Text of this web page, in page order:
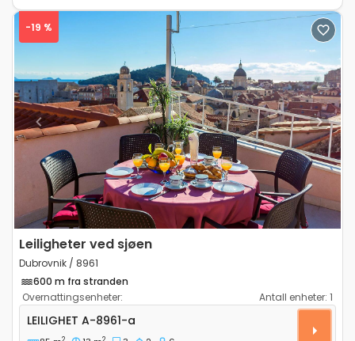
Previous Next
-19 %
Leiligheter ved sjøen
Dubrovnik / 8961
600 m fra stranden
Overnattingsenheter:
Antall enheter: 1
Treroms leilighet Dubrovnik A-8961-a
LEILIGHET A-8961-a